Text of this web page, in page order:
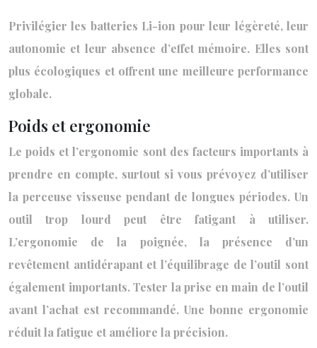
Privilégier les batteries Li-ion pour leur légèreté, leur
autonomie et leur absence d’effet mémoire. Elles sont
plus écologiques et offrent une meilleure performance
globale.
Poids et ergonomie
Le poids et l’ergonomie sont des facteurs importants à
prendre en compte, surtout si vous prévoyez d’utiliser
la perceuse visseuse pendant de longues périodes. Un
outil trop lourd peut être fatigant à utiliser.
L’ergonomie de la poignée, la présence d’un
revêtement antidérapant et l’équilibrage de l’outil sont
également importants. Tester la prise en main de l’outil
avant l’achat est recommandé. Une bonne ergonomie
réduit la fatigue et améliore la précision.